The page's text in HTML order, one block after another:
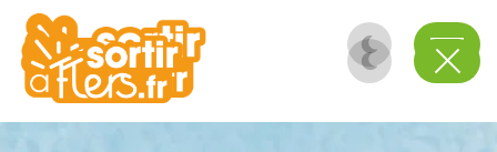
Panneau de gestion des cookies